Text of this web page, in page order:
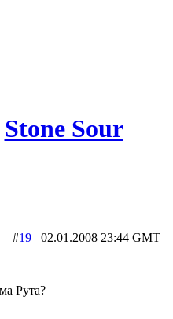
Stone Sour
#1902.01.2008 23:44 GMT
Рута?